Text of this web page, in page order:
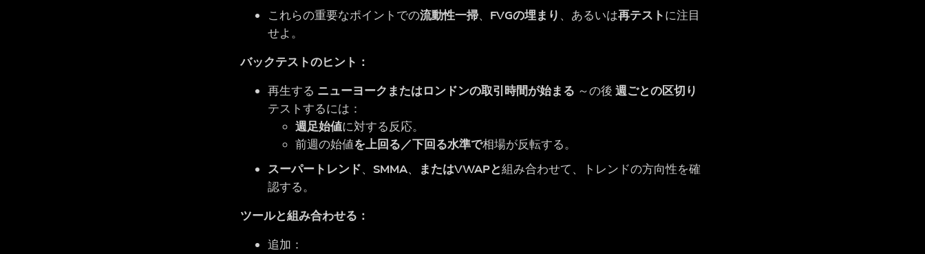
これらの重要なポイントでの流動性一掃、 FVGの埋まり 、あるいは再テストに注目
せよ。
バックテストのヒント：
再生する ニューヨークまたはロンドンの取引時間が始まる ～の後週ごとの区切り
テストするには：
週足始値に対する反応。
前週の始値を上回る／下回る水準で相場が反転する。
スーパートレンド、 SMMA、 またはVWAPと組み合わせて、トレンドの方向性を確
認する。
ツールと組み合わせる：
追加：